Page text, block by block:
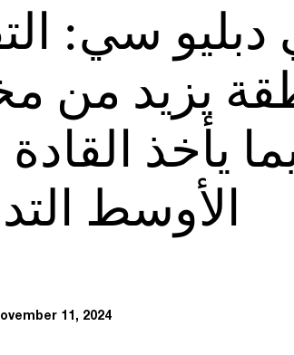
سي:
يزيد من
يأخذ
الأوسط
11, 2024